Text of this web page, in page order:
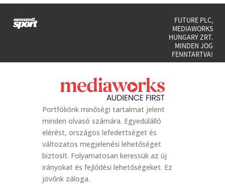
FUTURE PLC,
MEDIAWORKS
HUNGARY ZRT.
MINDEN JOG
FENNTARTVA!
Portfóliónk minőségi tartalmat jelent
minden olvasó számára. Egyedülálló
elérést, országos lefedettséget és
változatos megjelenési lehetőséget
biztosít. Folyamatosan keressük az új
irányokat és fejlődési lehetőségeket. Ez
jövőnk záloga.